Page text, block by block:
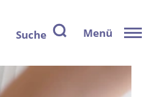
Suche Menü